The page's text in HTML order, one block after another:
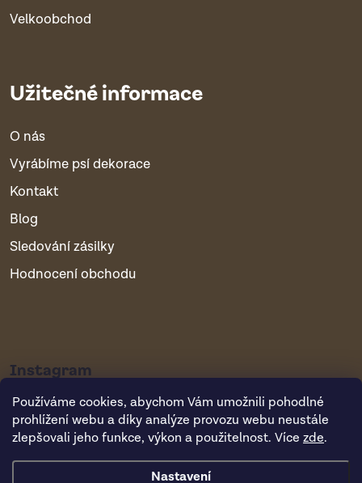
Používáme cookies, abychom Vám umožnili pohodlné
prohlížení webu a díky analýze provozu webu neustále
zlepšovali jeho funkce, výkon a použitelnost. Více zde.
Nastavení
Velkoobchod
Užitečné informace
O nás
Vyrábíme psí dekorace
Kontakt
Blog
Sledování zásilky
Hodnocení obchodu
Instagram